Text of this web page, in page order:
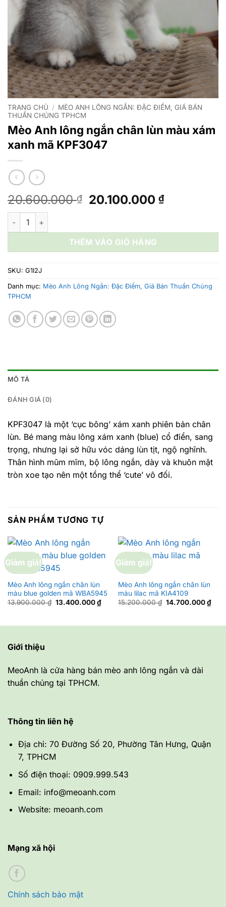
TRANG CHỦ / MÈO ANH LÔNG NGẮN: ĐẶC ĐIỂM, GIÁ BÁN
THUẦN CHỦNG TPHCM
Mèo Anh lông ngắn chân lùn màu xám
xanh mã KPF3047
20.600.000₫
Giá
20.600.000 ₫.
20.100.000₫Giá
là:
Mèo Anh lông ngắn chân lùn màu xám xanh mã KPF3047 số
THÊM VÀO GIỎ HÀNG
SKU: G1I2J
Danh mục: Mèo Anh Lông Ngắn: Đặc Điểm, Giá Bán Thuần Chủng
TPHCM
MÔ TẢ
ĐÁNH GIÁ (0)
KPF3047 là một ‘cục bông’ xám xanh phiên bản chân
lùn. Bé mang màu lông xám xanh (blue) cổ điển, sang
trọng, nhưng lại sở hữu vóc dáng lùn tịt, ngộ nghĩnh.
Thân hình mũm mĩm, bộ lông ngắn, dày và khuôn mặt
tròn xoe tạo nên một tổng thể ‘cute’ vô đối.
SẢN PHẨM TƯƠNG TỰ
Giảm giá!
Mèo Anh lông ngắn chân lùn
màu blue golden mã WBA5945
13.900.000₫ Giá
13.400.000₫Giá
hiện
13.400.000 ₫.
Giảm giá!
Mèo Anh lông ngắn chân lùn
màu lilac mã KIA4109
15.200.000₫ Giá
14.700.000₫Giá
hiện
Giới thiệu
MeoAnh là cửa hàng bán mèo anh lông ngắn và dài
thuần chủng tại TPHCM.
Thông tin liên hệ
Địa chỉ: 70 Đường Số 20, Phường Tân Hưng, Quận
7, TPHCM
Số điện thoại: 0909.999.543
Email: info@meoanh.com
Website: meoanh.com
Mạng xã hội
Chính sách bảo mật